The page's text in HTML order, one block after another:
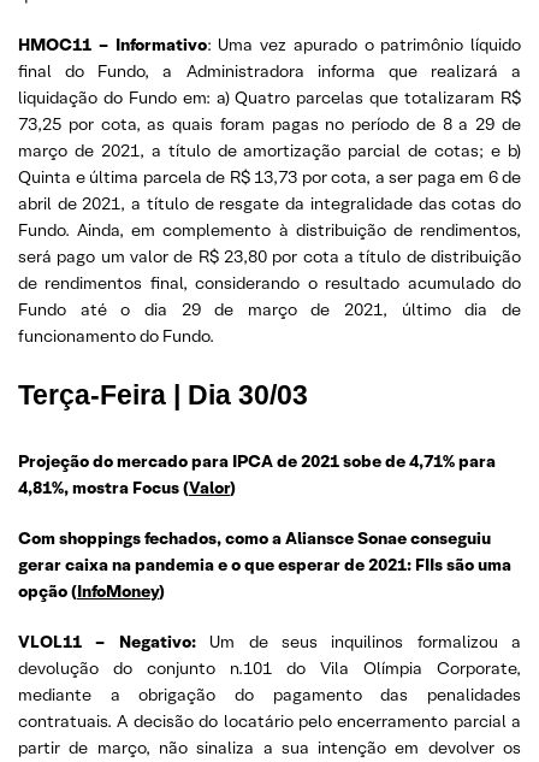
HMOC11 – Informativo: Uma vez apurado o patrimônio líquido
final do Fundo, a Administradora informa que realizará a
liquidação do Fundo em: a) Quatro parcelas que totalizaram R$
73,25 por cota, as quais foram pagas no período de 8 a 29 de
março de 2021, a título de amortização parcial de cotas; e b)
Quinta e última parcela de R$ 13,73 por cota, a ser paga em 6 de
abril de 2021, a título de resgate da integralidade das cotas do
Fundo. Ainda, em complemento à distribuição de rendimentos,
será pago um valor de R$ 23,80 por cota a título de distribuição
de rendimentos final, considerando o resultado acumulado do
Fundo até o dia 29 de março de 2021, último dia de
funcionamento do Fundo.
Terça-Feira | Dia 30/03
Projeção do mercado para IPCA de 2021 sobe de 4,71% para
4,81%, mostra Focus (Valor)
Com shoppings fechados, como a Aliansce Sonae conseguiu
gerar caixa na pandemia e o que esperar de 2021: FIIs são uma
opção (InfoMoney)
VLOL11 – Negativo: Um de seus inquilinos formalizou a
devolução do conjunto n.101 do Vila Olímpia Corporate,
mediante a obrigação do pagamento das penalidades
contratuais. A decisão do locatário pelo encerramento parcial a
partir de março, não sinaliza a sua intenção em devolver os